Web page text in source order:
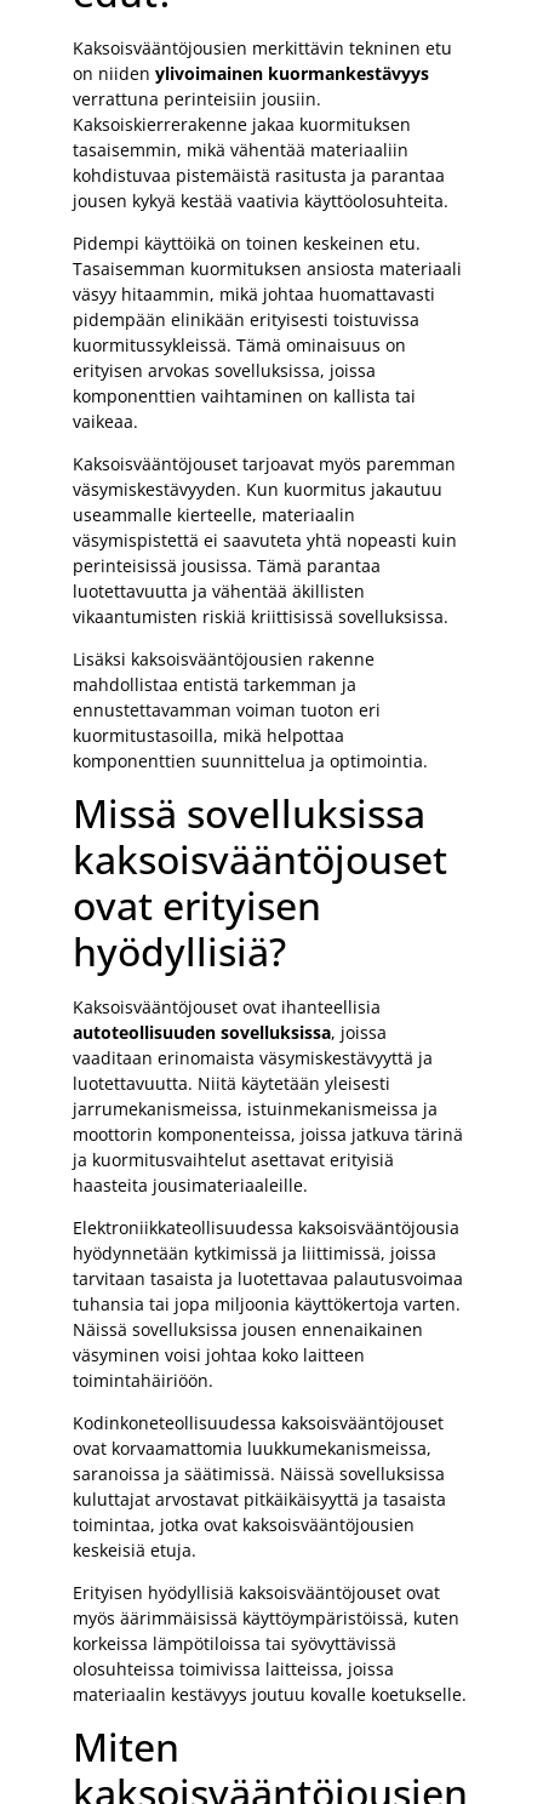
Kaksoisvääntöjousien merkittävin tekninen etu
on niiden ylivoimainen kuormankestävyys
verrattuna perinteisiin jousiin.
Kaksoiskierrerakenne jakaa kuormituksen
tasaisemmin, mikä vähentää materiaaliin
kohdistuvaa pistemäistä rasitusta ja parantaa
jousen kykyä kestää vaativia käyttöolosuhteita.
Pidempi käyttöikä on toinen keskeinen etu.
Tasaisemman kuormituksen ansiosta materiaali
väsyy hitaammin, mikä johtaa huomattavasti
pidempään elinikään erityisesti toistuvissa
kuormitussykleissä. Tämä ominaisuus on
erityisen arvokas sovelluksissa, joissa
komponenttien vaihtaminen on kallista tai
vaikeaa.
Kaksoisvääntöjouset tarjoavat myös paremman
väsymiskestävyyden. Kun kuormitus jakautuu
useammalle kierteelle, materiaalin
väsymispistettä ei saavuteta yhtä nopeasti kuin
perinteisissä jousissa. Tämä parantaa
luotettavuutta ja vähentää äkillisten
vikaantumisten riskiä kriittisissä sovelluksissa.
Lisäksi kaksoisvääntöjousien rakenne
mahdollistaa entistä tarkemman ja
ennustettavamman voiman tuoton eri
kuormitustasoilla, mikä helpottaa
komponenttien suunnittelua ja optimointia.
Missä sovelluksissa
kaksoisvääntöjouset
ovat erityisen
hyödyllisiä?
Kaksoisvääntöjouset ovat ihanteellisia
autoteollisuuden sovelluksissa, joissa
vaaditaan erinomaista väsymiskestävyyttä ja
luotettavuutta. Niitä käytetään yleisesti
jarrumekanismeissa, istuinmekanismeissa ja
moottorin komponenteissa, joissa jatkuva tärinä
ja kuormitusvaihtelut asettavat erityisiä
haasteita jousimateriaaleille.
Elektroniikkateollisuudessa kaksoisvääntöjousia
hyödynnetään kytkimissä ja liittimissä, joissa
tarvitaan tasaista ja luotettavaa palautusvoimaa
tuhansia tai jopa miljoonia käyttökertoja varten.
Näissä sovelluksissa jousen ennenaikainen
väsyminen voisi johtaa koko laitteen
toimintahäiriöön.
Kodinkoneteollisuudessa kaksoisvääntöjouset
ovat korvaamattomia luukkumekanismeissa,
saranoissa ja säätimissä. Näissä sovelluksissa
kuluttajat arvostavat pitkäikäisyyttä ja tasaista
toimintaa, jotka ovat kaksoisvääntöjousien
keskeisiä etuja.
Erityisen hyödyllisiä kaksoisvääntöjouset ovat
myös äärimmäisissä käyttöympäristöissä, kuten
korkeissa lämpötiloissa tai syövyttävissä
olosuhteissa toimivissa laitteissa, joissa
materiaalin kestävyys joutuu kovalle koetukselle.
Miten
kaksoisvääntöjousien